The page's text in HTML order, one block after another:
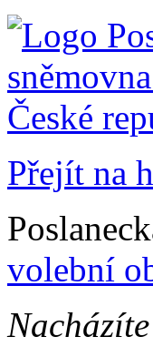
Přejít na
volební